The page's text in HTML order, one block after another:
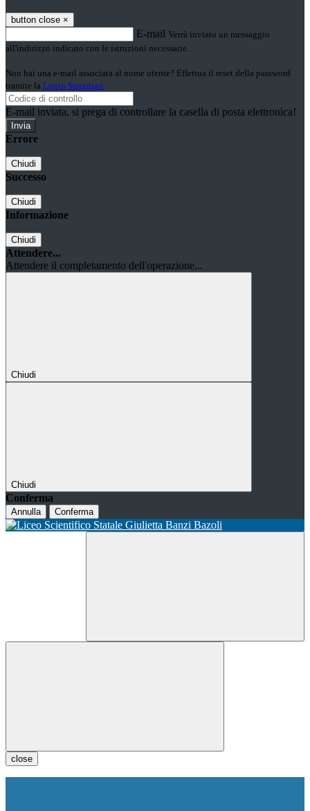
button close ×
E-mail Verrà inviato un messaggio
all'indirizzo indicato con le istruzioni necessarie.
Non hai una e-mail associata al nome utente? Effettua il reset della password
tramite la Login Spaggiari
E-mail inviata, si prega di controllare la casella di posta elettronica!
Errore
Chiudi
Successo
Chiudi
Informazione
Chiudi
Attendere...
Attendere il completamento dell'operazione...
Chiudi
Chiudi
Conferma
Annulla Conferma
close